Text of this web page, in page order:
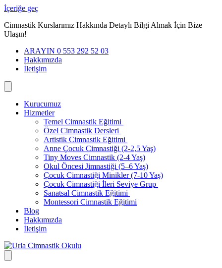
İçeriğe geç
Cimnastik Kurslarımız Hakkında Detaylı Bilgi Almak İçin Bize
Ulaşın!
ARAYIN 0 553 292 52 03
Hakkımızda
İletişim
Kurucumuz
Hizmetler
Temel Cimnastik Eğitimi
Özel Cimnastik Dersleri
Artistik Cimnastik Eğitimi
Anne Çocuk Cimnastiği (2-2,5 Yaş)
Tiny Moves Cimnastik (2-4 Yaş)
Okul Öncesi Jimnastiği (5–6 Yaş)
Çocuk Cimnastiği Minikler (7-10 Yaş)
Çocuk Cimnastiği İleri Seviye Grup
Sanatsal Cimnastik Eğitimi
Montessori Cimnastik Eğitimi
Blog
Hakkımızda
İletişim